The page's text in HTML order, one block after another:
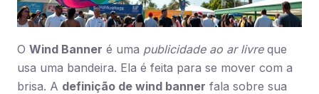
O Wind Banner é uma publicidade ao ar livreque
usa uma bandeira. Ela é feita para se mover com a
brisa. A definição de wind banner fala sobre sua